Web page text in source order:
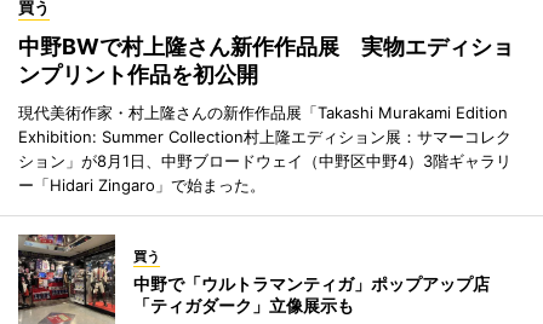
買う
中野BWで村上隆さん新作作品展 実物エディショ
ンプリント作品を初公開
現代美術作家・村上隆さんの新作作品展「Takashi Murakami Edition
Exhibition: Summer Collection村上隆エディション展：サマーコレク
ション」が8月1日、中野ブロードウェイ（中野区中野4）3階ギャラリ
ー「Hidari Zingaro」で始まった。
買う
中野で「ウルトラマンティガ」ポップアップ店
「ティガダーク」立像展示も